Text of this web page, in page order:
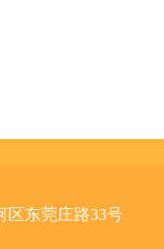
区东莞庄路33号